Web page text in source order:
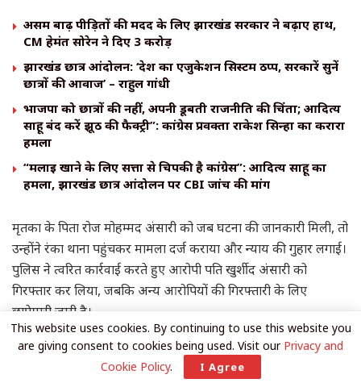
असम बाढ़ पीड़ितों की मदद के लिए झारखंड सरकार ने बढ़ाए हाथ,
CM हेमंत सोरेन ने दिए ₹3 करोड़
झारखंड छात्र आंदोलन: ‘देश का एजुकेशन सिस्टम ठप्प, सरकारें सुनें
छात्रों की आवाज’ – राहुल गांधी
भाजपा को छात्रों की नहीं, अपनी डूबती राजनीति की चिंता; आदित्य
साहू बंद करें झूठ की फैक्ट्री”: कांग्रेस प्रवक्ता राकेश सिन्हा का करारा
हमला
“मलाई खाने के लिए सत्ता से चिपकी है कांग्रेस”: आदित्य साहू का
हमला, झारखंड छात्र आंदोलन पर CBI जांच की मांग
मृतका के पिता रोज मोहम्मद अंसारी को जब घटना की जानकारी मिली, तो
उन्होंने रंका थाना पहुंचकर मामला दर्ज कराया और न्याय की गुहार लगाई।
पुलिस ने त्वरित कार्रवाई करते हुए आरोपी पति खुर्शीद अंसारी को
गिरफ्तार कर लिया, जबकि अन्य आरोपियों की गिरफ्तारी के लिए
छापेमारी जारी है।
पुलिस प्रशासन मामले की जांच कर रहा है और दोषियों पर कड़ी कार्रवाई
की बात कही जा रही है
This website uses cookies. By continuing to use this website you
are giving consent to cookies being used. Visit our Privacy and
Cookie Policy. I Agree